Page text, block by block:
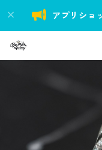
アプリショ